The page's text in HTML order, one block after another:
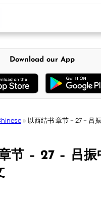
Download our App
» 以西结书 章节 – 27 – 吕
节 – 27 – 吕振